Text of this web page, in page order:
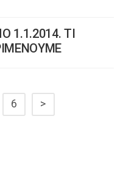
1.1.2014. ΤΙ
6 >